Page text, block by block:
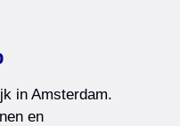
in Amsterdam.
en